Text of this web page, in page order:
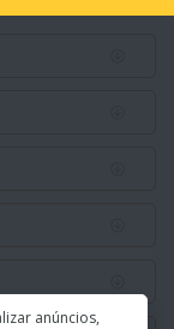
anúncios,